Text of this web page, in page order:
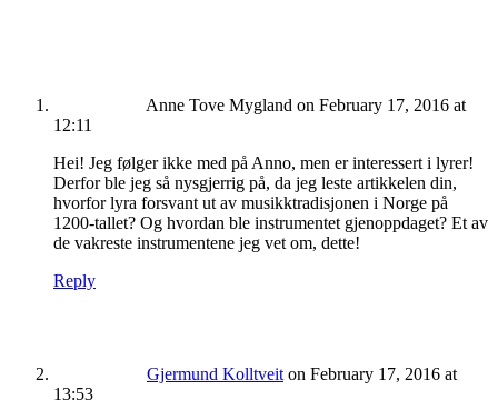
Anne Tove Mygland on February 17, 2016 at
12:11
Hei! Jeg følger ikke med på Anno, men er interessert i lyrer!
Derfor ble jeg så nysgjerrig på, da jeg leste artikkelen din,
hvorfor lyra forsvant ut av musikktradisjonen i Norge på
1200-tallet? Og hvordan ble instrumentet gjenoppdaget? Et av
de vakreste instrumentene jeg vet om, dette!
Reply
Gjermund Kolltveit on February 17, 2016 at
13:53